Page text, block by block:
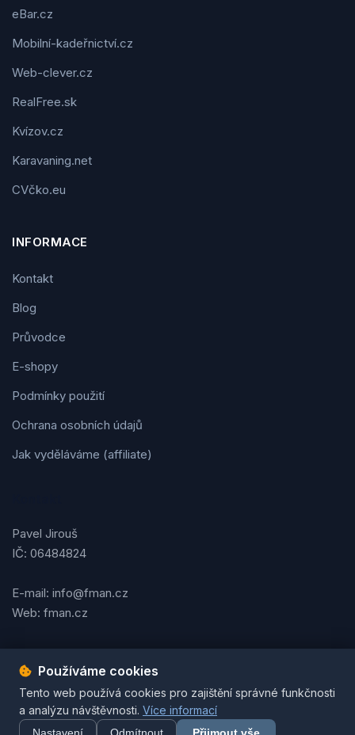
eBar.cz
Mobilní-kadeřnictví.cz
Web-clever.cz
RealFree.sk
Kvízov.cz
Karavaning.net
CVčko.eu
INFORMACE
Kontakt
Blog
Průvodce
E-shopy
Podmínky použití
Ochrana osobních údajů
Jak vyděláváme (affiliate)
Pavel Jirouš
IČ: 06484824
E-mail: info@fman.cz
Web: fman.cz
Podmínky použitíOchrana osobních údajůCookies
© 2026 FMAN.cz. Všechna práva vyhrazena. | Vytvořil
Jirouš
Používáme cookies
Tento web používá cookies pro zajištění správné funkčnosti
a analýzu návštěvnosti. Více informací